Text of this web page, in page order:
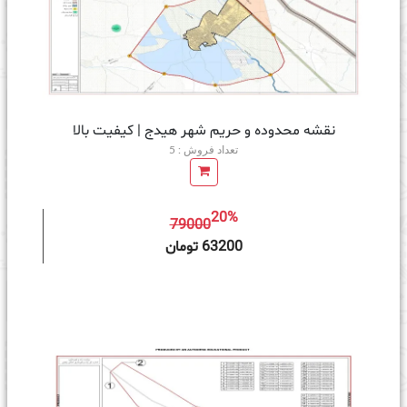
نقشه محدوده و حریم شهر هیدج | کیفیت بالا
تعداد فروش : 5
7900020%
63200 تومان